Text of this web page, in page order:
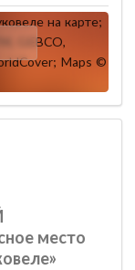
место